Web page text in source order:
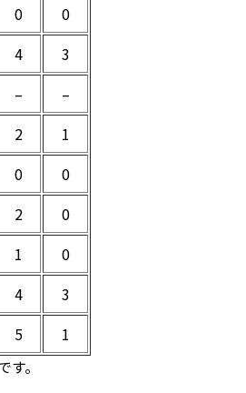
0
0
4
3
–
–
2
1
0
0
2
0
1
0
4
3
5
1
。